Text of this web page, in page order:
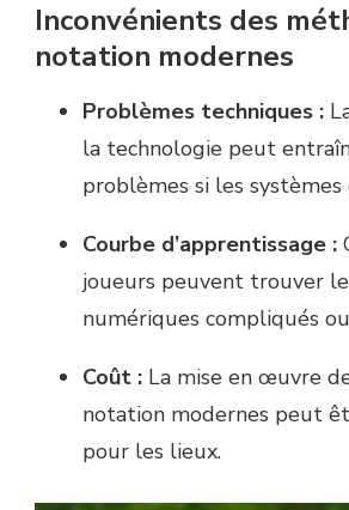
Inconvénients des
notation modernes
Problèmes techniques :
la technologie peut
problèmes si les systèmes
Courbe d’apprentissage :
joueurs peuvent trouver
numériques compliqués
Coût : La mise en œuvre
notation modernes peut
pour les lieux.